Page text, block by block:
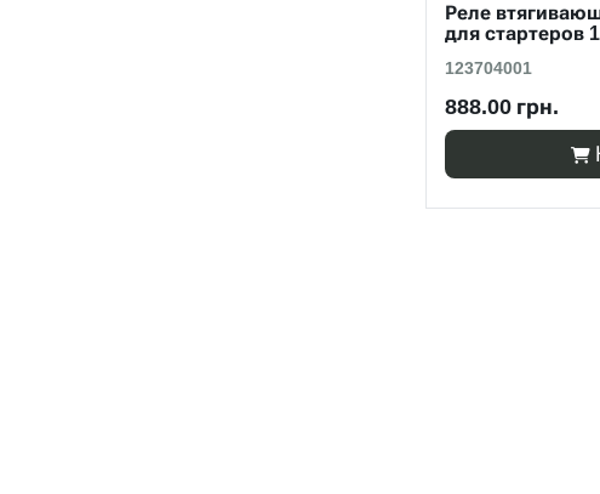
Реле
для стартеров
123704001
888.00 грн.